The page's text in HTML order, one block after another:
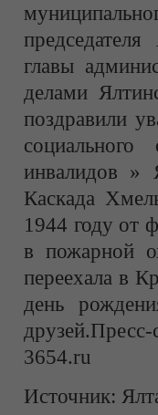
главы
делами
поздравили
инвалидов »
Каскада
1944 году от
в пожарной
переехала в
день
3654.ru
Источник: